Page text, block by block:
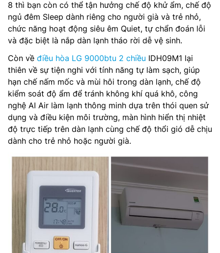
8 thì bạn còn có thể tận hưởng chế độ khử ẩm, chế độ
ngủ đêm Sleep dành riêng cho người già và trẻ nhỏ,
chức năng hoạt động siêu êm Quiet, tự chẩn đoán lỗi
và đặc biệt là nắp dàn lạnh tháo rời dễ vệ sinh.
Còn về điều hòa LG 9000btu 2 chiều IDH09M1 lại
thiên về sự tiện nghi với tính năng tự làm sạch, giúp
hạn chế nấm mốc và mùi hôi trong dàn lạnh, chế độ
kiểm soát độ ẩm để tránh không khí quá khô, công
nghệ AI Air làm lạnh thông minh dựa trên thói quen sử
dụng và điều kiện môi trường, màn hình hiển thị nhiệt
độ trực tiếp trên dàn lạnh cùng chế độ thổi gió dễ chịu
dành cho trẻ nhỏ hoặc người già.